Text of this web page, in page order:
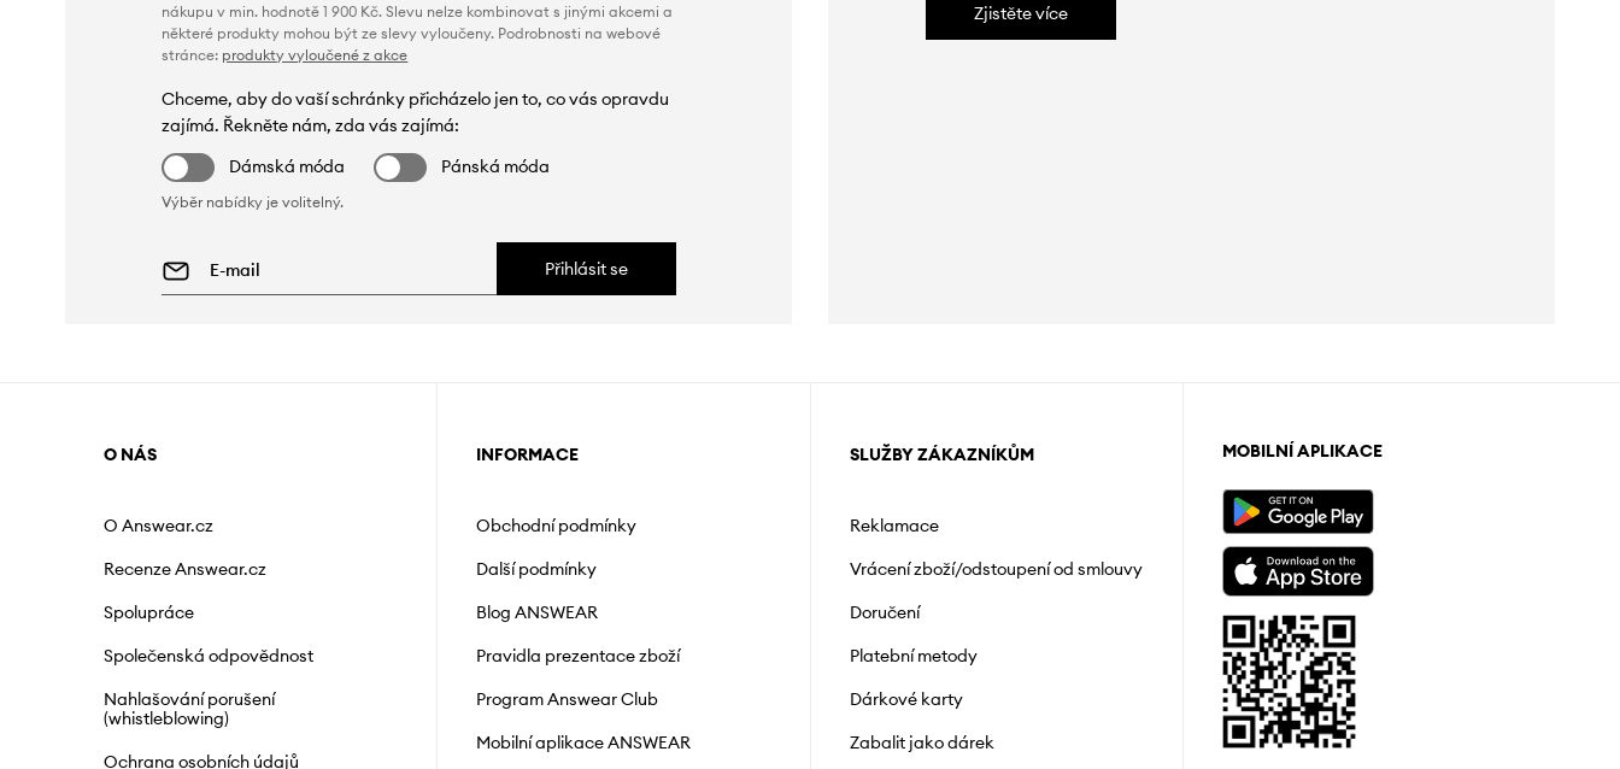
nákupu v min. hodnotě 1 900 Kč. Slevu nelze kombinovat s jinými akcemi a
některé produkty mohou být ze slevy vyloučeny. Podrobnosti na webové
stránce: produkty vyloučené z akce
Chceme, aby do vaší schránky přicházelo jen to, co vás opravdu
zajímá. Řekněte nám, zda vás zajímá:
Dámská móda
Pánská móda
Výběr nabídky je volitelný.
Přihlásit se
Zjistěte více
O NÁS
O Answear.cz
Recenze Answear.cz
Spolupráce
Společenská odpovědnost
Nahlašování porušení
(whistleblowing)
Ochrana osobních údajů
INFORMACE
Obchodní podmínky
Další podmínky
Blog ANSWEAR
Pravidla prezentace zboží
Program Answear Club
Mobilní aplikace ANSWEAR
SLUŽBY ZÁKAZNÍKŮM
Reklamace
Vrácení zboží/odstoupení od smlouvy
Doručení
Platební metody
Dárkové karty
Zabalit jako dárek
MOBILNÍ APLIKACE